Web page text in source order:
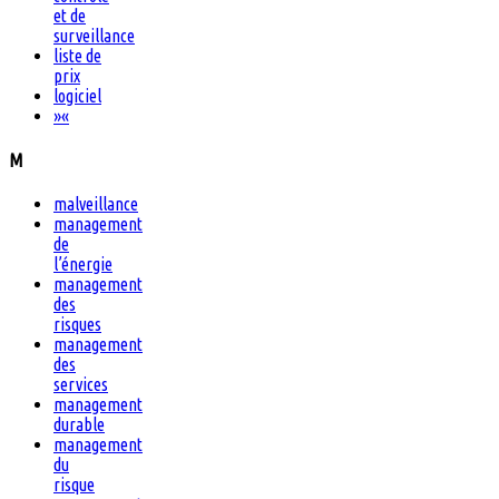
et de
surveillance
liste de
prix
logiciel
»«
M
malveillance
management
de
l’énergie
management
des
risques
management
des
services
management
durable
management
du
risque